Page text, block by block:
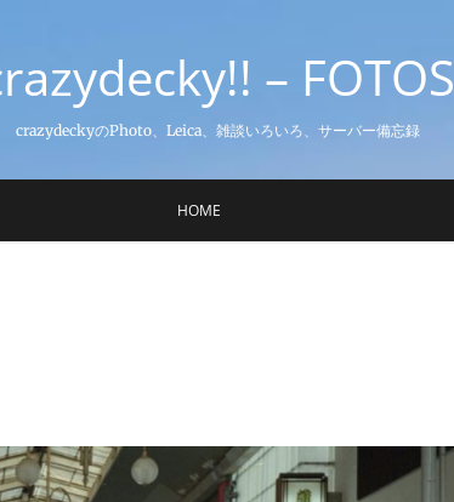
– FOTOS
crazydeckyのPhoto、Leica、雑談いろいろ、サーバー備忘録
HOME